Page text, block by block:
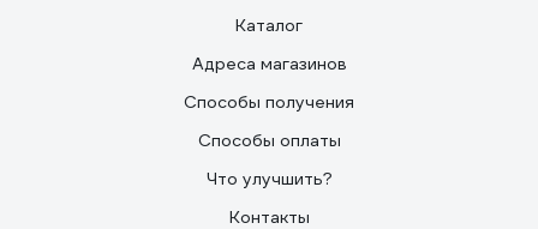
Каталог
Адреса магазинов
Способы получения
Способы оплаты
Что улучшить?
Контакты